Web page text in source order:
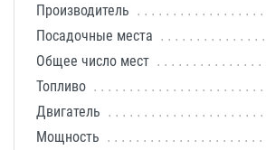
Производитель
Посадочные места
Общее число мест
Топливо
Двигатель
Мощность